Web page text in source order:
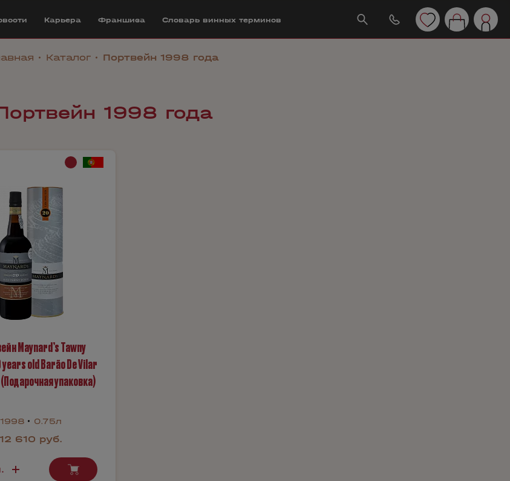
Карьера Франшиза Cловарь винных терминов
Каталог Портвейн 1998 года
1998 года
Maynard’s Tawny
old Barão De Vilar
упаковка)
1998 0.75л
12 610 руб.